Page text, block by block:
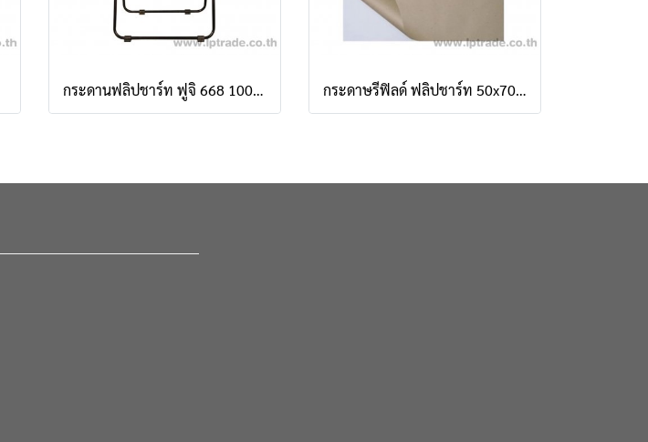
กระดานฟลิปชาร์ท ฟูจิ 668 100x70cm ซม. กระดาษรีฟิลด์ ฟลิปชาร์ท 50x70 cm (25 แผ่น/เล่ม)